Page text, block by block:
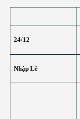
24/12
Nhập Lễ